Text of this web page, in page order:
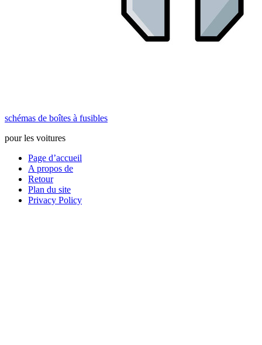
schémas de boîtes à fusibles
pour les voitures
Page d’accueil
A propos de
Retour
Plan du site
Privacy Policy